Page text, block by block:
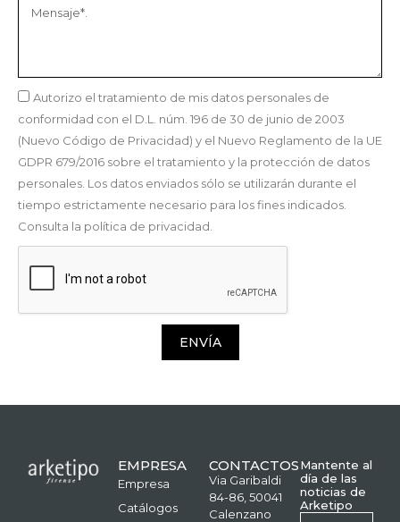
Autorizo el tratamiento de mis datos personales de
conformidad con el D.L. núm. 196 de 30 de junio de 2003
(Nuevo Código de Privacidad) y el Nuevo Reglamento de la UE
GDPR 679/2016 sobre el tratamiento y la protección de datos
personales. Los datos enviados sólo se utilizarán durante el
tiempo estrictamente necesario para los fines indicados.
Consulta la política de privacidad.
ENVÍA
EMPRESA
Empresa
Catálogos
CONTACTOS
Via Garibaldi
84-86, 50041
Calenzano
Mantente al
día de las
noticias de
Arketipo